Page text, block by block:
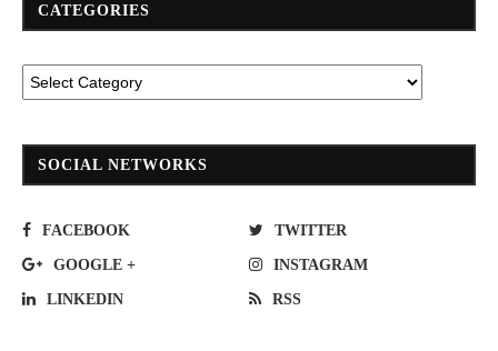
CATEGORIES
SOCIAL NETWORKS
FACEBOOK TWITTER
GOOGLE + INSTAGRAM
LINKEDIN RSS